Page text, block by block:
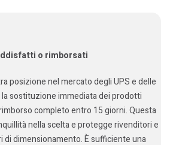
o rimborsati
posizione nel mercato degli UPS e delle
sostituzione immediata dei prodotti
completo entro 15 giorni. Questa
nella scelta e protegge rivenditori e
di dimensionamento. È sufficiente una